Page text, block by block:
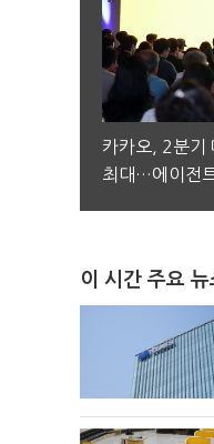
카카오, 2분기
최대…에이전
이 시간 주요 뉴